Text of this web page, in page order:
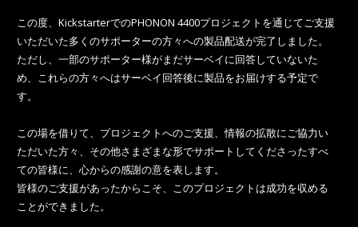
この度、KickstarterでのPHONON 4400プロジェクトを通じてご支援
いただいた多くのサポーターの方々への製品配送が完了しました。
ただし、一部のサポーター様がまだサーベイに回答していないた
め、これらの方々へはサーベイ回答後に製品をお届けする予定で
す。
この場を借りて、プロジェクトへのご支援、情報の拡散にご協力い
ただいた方々、その他さまざまな形でサポートしてくださったすべ
ての皆様に、心からの感謝の意を表します。
皆様のご支援があったからこそ、このプロジェクトは成功を収める
ことができました。